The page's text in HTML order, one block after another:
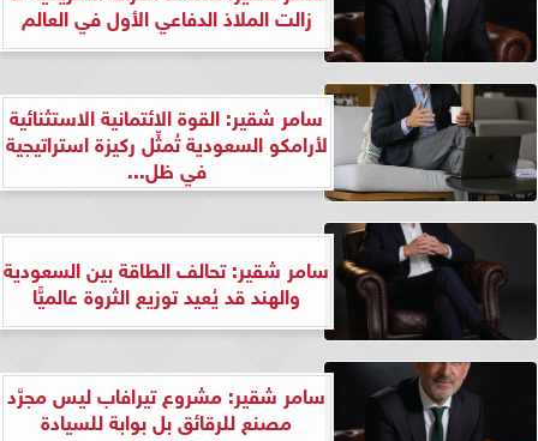
زالت الملاذ الدفاعي الأول في العالم
سامر شقير: القوة الائتمانية الاستثنائية
لأرامكو السعودية تُمثِّل ركيزة استراتيجية
في ظل...
سامر شقير: تحالف الطاقة بين السعودية
والهند قد يُعيد توزيع الثروة عالميًّا
سامر شقير: مشروع تيرافاب ليس مجرَّد
مصنع للرقائق بل بوابة للسيادة